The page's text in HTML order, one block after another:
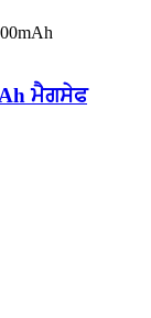
ਮੈਗਸੇਫ